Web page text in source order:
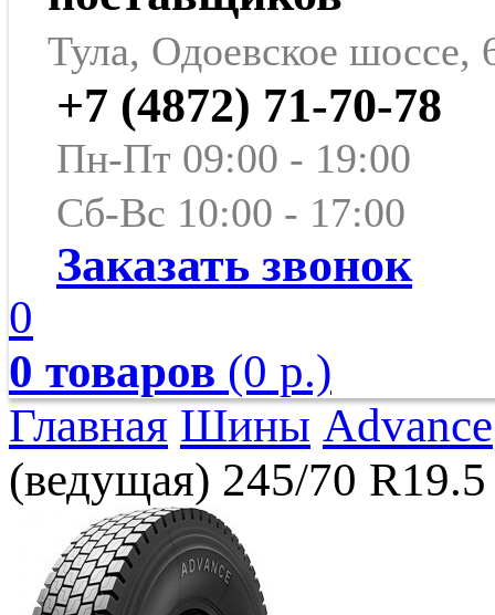
Тула, Одоевское шоссе,
+7 (4872) 71-70-78
Пн-Пт 09:00 - 19:00
Сб-Вс 10:00 - 17:00
Заказать звонок
0
0 товаров (0 р.)
Главная Шины Advance
(ведущая) 245/70